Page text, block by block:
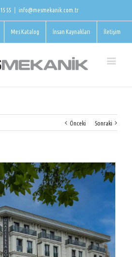
55 info@mesmekanik.com.tr
Mes Katalog İnsan Kaynakları İletişim
Önceki Sonraki